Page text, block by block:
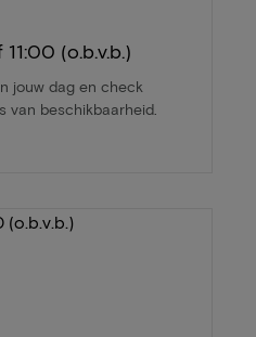
(o.b.v.b.)
jouw dag en check
van beschikbaarheid.